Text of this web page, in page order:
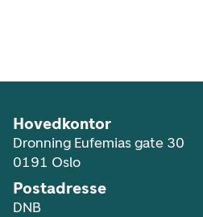
Hovedkontor
Dronning Eufemias gate 30
0191 Oslo
Postadresse
DNB